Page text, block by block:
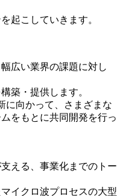
起こしていきます。
幅広い業界の課題に対し
構築・提供します。
に向かって、さまざまな
をもとに共同開発を行っ
える、事業化までのトー
イクロ波プロセスの大型